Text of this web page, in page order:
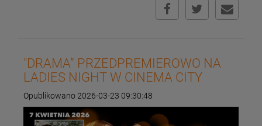
"DRAMA” PRZEDPREMIEROWO NA
LADIES NIGHT W CINEMA CITY
Opublikowano 2026-03-23 09:30:48